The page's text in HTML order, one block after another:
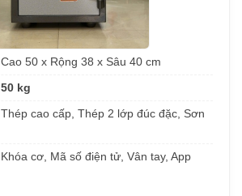
Cao 50 x Rộng 38 x Sâu 40 cm
50 kg
Thép cao cấp, Thép 2 lớp đúc đặc, Sơn
Khóa cơ, Mã số điện tử, Vân tay, App